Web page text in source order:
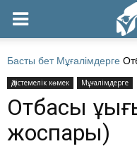
Басты бет Мұғалімдерге
Әдістемелік көмек Мұғалімдерге
Отбасы
жоспары)